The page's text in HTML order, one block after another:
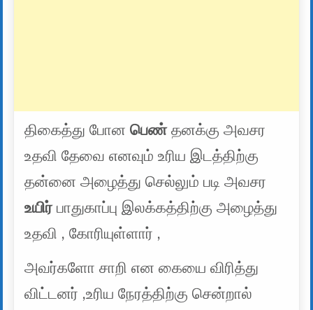
திகைத்து போனபெண்தனக்கு அவசர
உதவி தேவை எனவும் உரிய இடத்திற்கு
தன்னை அழைத்து செல்லும் படி அவசர
உயிர்பாதுகாப்பு இலக்கத்திற்கு அழைத்து
உதவி , கோரியுள்ளார் ,
அவர்களோ சாறி என கையை விரித்து
விட்டனர் ,உரிய நேரத்திற்கு சென்றால்